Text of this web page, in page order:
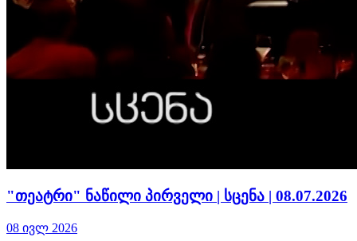
"თეატრი" ნაწილი პირველი | სცენა | 08.07.2026
08 ივლ 2026